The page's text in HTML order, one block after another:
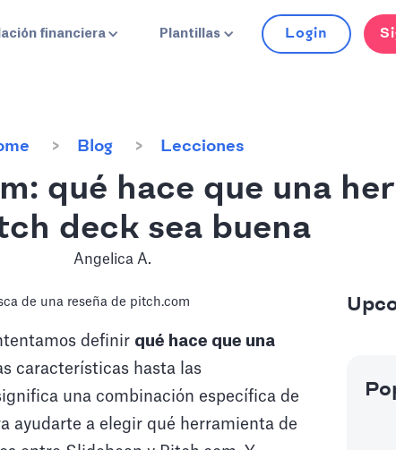
financiera Plantillas Login
Blog Lecciones
qué hace que una
deck sea buena
Angelica A.
definir qué hace que una
características hasta las
una combinación específica de
ayudarte a elegir qué herramienta de